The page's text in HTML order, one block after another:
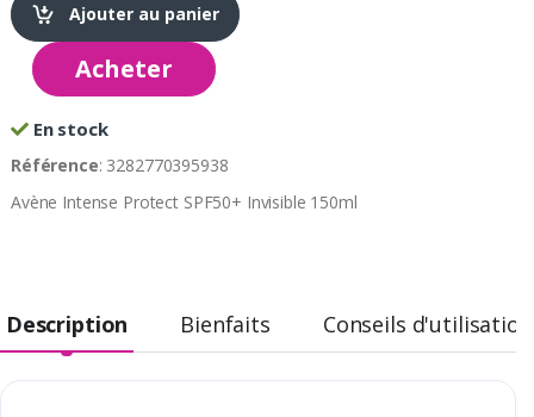
Ajouter au panier
Acheter
En stock
Référence: 3282770395938
Avène Intense Protect SPF50+ Invisible 150ml
Description Bienfaits Conseils d'utilisation